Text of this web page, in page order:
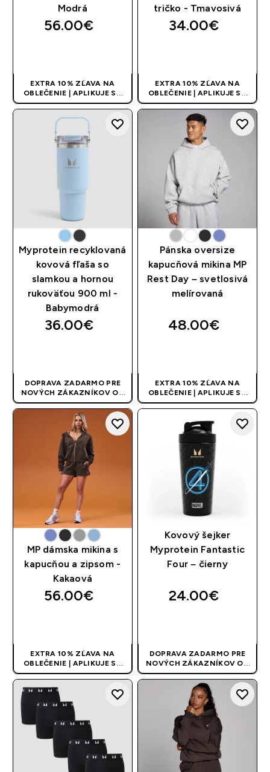
Modrá
56.00€‎
EXTRA 10% ZĽAVA NA
OBLEČENIE | APLIKUJE SA
AUTOMATICKY PRI KÚPE 3
KS
tričko - Tmavosivá
34.00€‎
EXTRA 10% ZĽAVA NA
OBLEČENIE | APLIKUJE SA
AUTOMATICKY PRI KÚPE 3
KS
Myprotein recyklovaná
kovová fľaša so
slamkou a hornou
rukoväťou 900 ml -
Babymodrá
36.00€‎
DOPRAVA ZADARMO PRE
NOVÝCH ZÁKAZNÍKOV OD
40 EUR| AKCIA SA APLIKUJE
AUTOMATICKY
Pánska oversize
kapucňová mikina MP
Rest Day – svetlosivá
melírovaná
48.00€‎
EXTRA 10% ZĽAVA NA
OBLEČENIE | APLIKUJE SA
AUTOMATICKY PRI KÚPE 3
MP dámska mikina s
kapucňou a zipsom -
Kakaová
56.00€‎
EXTRA 10% ZĽAVA NA
OBLEČENIE | APLIKUJE SA
AUTOMATICKY PRI KÚPE 3
Kovový šejker
Myprotein Fantastic
Four – čierny
24.00€‎
DOPRAVA ZADARMO PRE
NOVÝCH ZÁKAZNÍKOV OD
40 EUR| AKCIA SA APLIKUJE
AUTOMATICKY